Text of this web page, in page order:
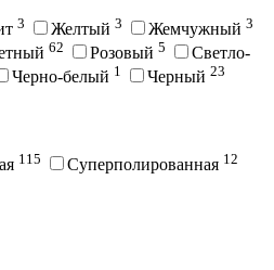
3 Желтый 3 Жемчужный 3
62 Розовый 5
Светло-
Черно-белый 1 Черный 23
115 Суперполированная 12